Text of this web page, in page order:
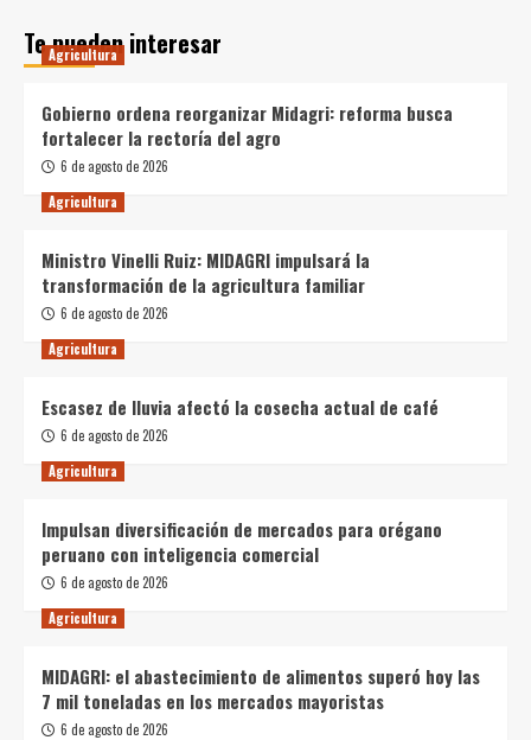
Te pueden interesar
Agricultura
Gobierno ordena reorganizar Midagri: reforma busca
fortalecer la rectoría del agro
6 de agosto de 2026
Agricultura
Ministro Vinelli Ruiz: MIDAGRI impulsará la
transformación de la agricultura familiar
6 de agosto de 2026
Agricultura
Escasez de lluvia afectó la cosecha actual de café
6 de agosto de 2026
Agricultura
Impulsan diversificación de mercados para orégano
peruano con inteligencia comercial
6 de agosto de 2026
Agricultura
MIDAGRI: el abastecimiento de alimentos superó hoy las
7 mil toneladas en los mercados mayoristas
6 de agosto de 2026